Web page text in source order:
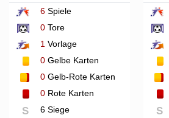
6 Spiele
0 Tore
1 Vorlage
0 Gelbe Karten
0 Gelb-Rote Karten
0 Rote Karten
S 6 Siege S